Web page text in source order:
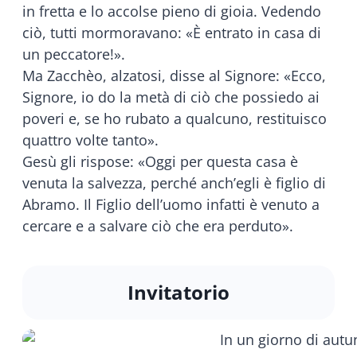
in fretta e lo accolse pieno di gioia. Vedendo
ciò, tutti mormoravano: «È entrato in casa di
un peccatore!».
Ma Zacchèo, alzatosi, disse al Signore: «Ecco,
Signore, io do la metà di ciò che possiedo ai
poveri e, se ho rubato a qualcuno, restituisco
quattro volte tanto».
Gesù gli rispose: «Oggi per questa casa è
venuta la salvezza, perché anch’egli è figlio di
Abramo. Il Figlio dell’uomo infatti è venuto a
cercare e a salvare ciò che era perduto».
Invitatorio